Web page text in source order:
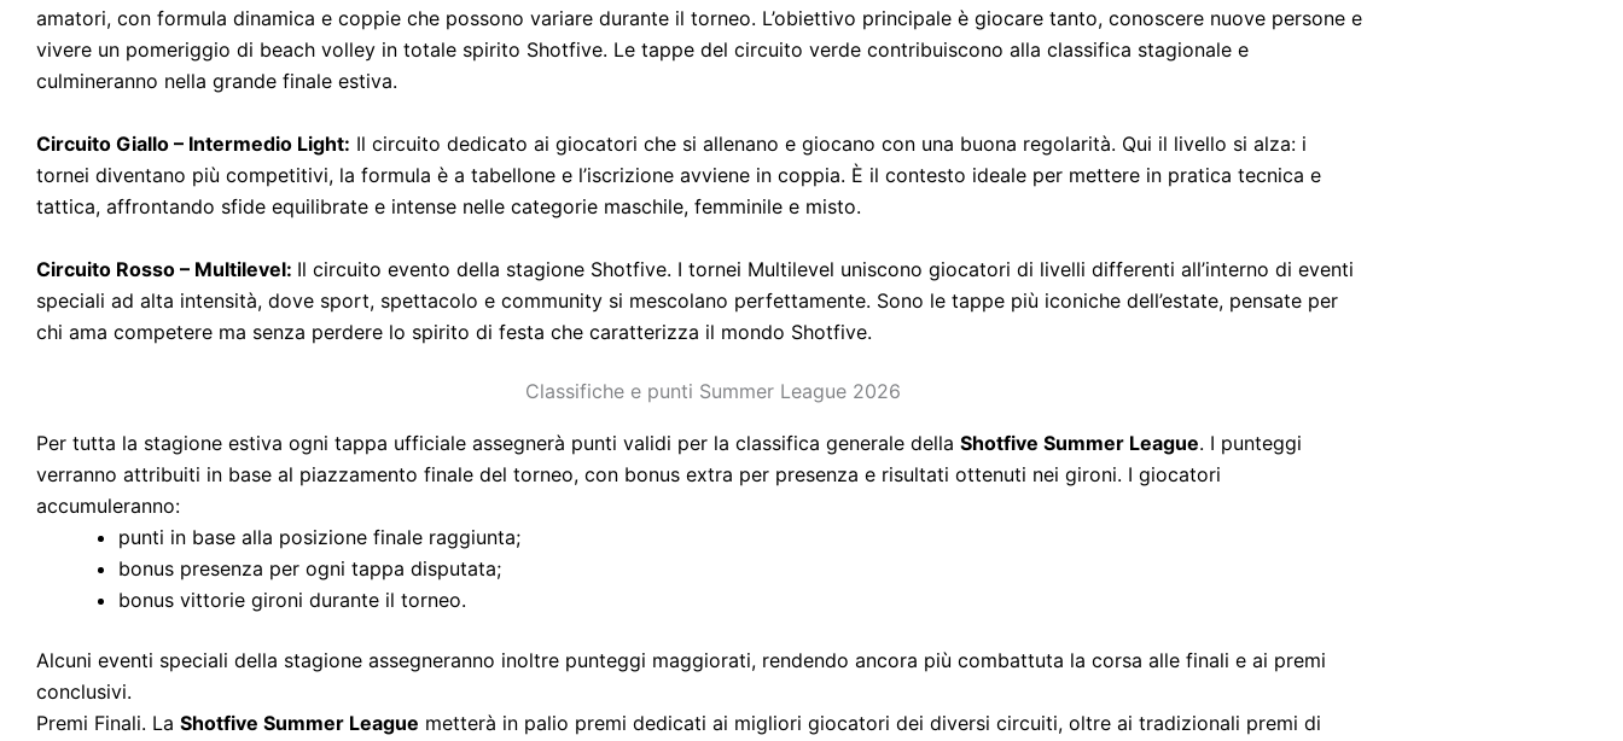
amatori, con formula dinamica e coppie che possono variare durante il torneo. L’obiettivo principale è giocare tanto, conoscere nuove persone e
vivere un pomeriggio di beach volley in totale spirito Shotfive. Le tappe del circuito verde contribuiscono alla classifica stagionale e
culmineranno nella grande finale estiva.
Circuito Giallo – Intermedio Light: Il circuito dedicato ai giocatori che si allenano e giocano con una buona regolarità. Qui il livello si alza: i
tornei diventano più competitivi, la formula è a tabellone e l’iscrizione avviene in coppia. È il contesto ideale per mettere in pratica tecnica e
tattica, affrontando sfide equilibrate e intense nelle categorie maschile, femminile e misto.
Circuito Rosso – Multilevel: Il circuito evento della stagione Shotfive. I tornei Multilevel uniscono giocatori di livelli differenti all’interno di eventi
speciali ad alta intensità, dove sport, spettacolo e community si mescolano perfettamente. Sono le tappe più iconiche dell’estate, pensate per
chi ama competere ma senza perdere lo spirito di festa che caratterizza il mondo Shotfive.
Classifiche e punti Summer League 2026
Per tutta la stagione estiva ogni tappa ufficiale assegnerà punti validi per la classifica generale della Shotfive Summer League. I punteggi
verranno attribuiti in base al piazzamento finale del torneo, con bonus extra per presenza e risultati ottenuti nei gironi. I giocatori
accumuleranno:
punti in base alla posizione finale raggiunta;
bonus presenza per ogni tappa disputata;
bonus vittorie gironi durante il torneo.
Alcuni eventi speciali della stagione assegneranno inoltre punteggi maggiorati, rendendo ancora più combattuta la corsa alle finali e ai premi
conclusivi.
Premi Finali. La Shotfive Summer League metterà in palio premi dedicati ai migliori giocatori dei diversi circuiti, oltre ai tradizionali premi di